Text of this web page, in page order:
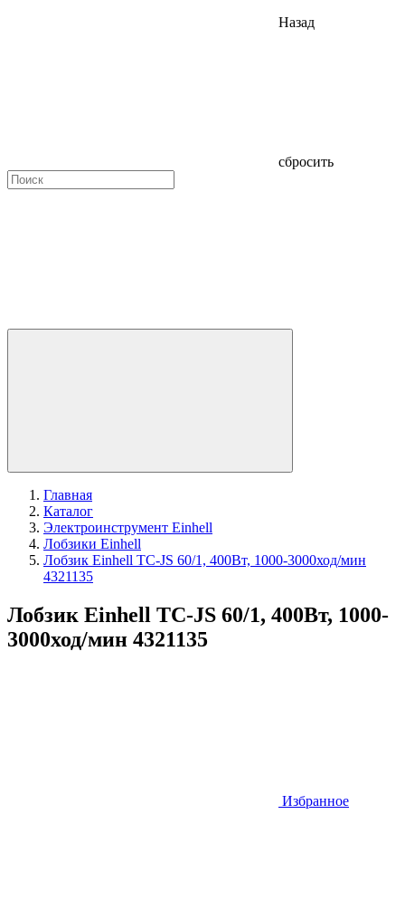
Назад
сбросить
Главная
Каталог
Электроинструмент Einhell
Лобзики Einhell
Лобзик Einhell TC-JS 60/1, 400Вт, 1000-3000ход/мин
4321135
Лобзик Einhell TC-JS 60/1, 400Вт, 1000-
3000ход/мин 4321135
Избранное